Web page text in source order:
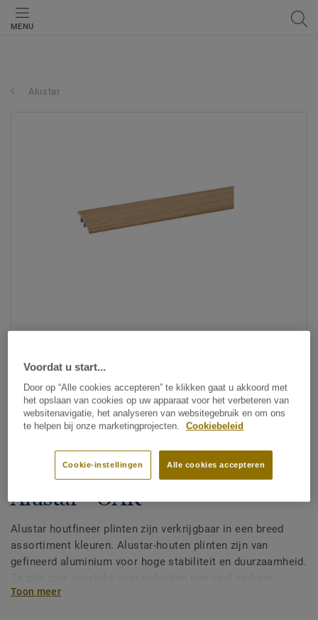
MENU
Alustar
Accessoires
Alustar - OAK
Alustar houtfineer plinten zijn verkrijgbaar in een breed
assortiment kleuren. Alustar-houten plinten zijn van
gefineerd aluminium voor hoge stabiliteit en duurzaamheid.
Verloopstukken kunnen ook als T-profielen worden
Toon meer
Voordat u start...
Door op “Alle cookies accepteren” te klikken gaat u akkoord met
het opslaan van cookies op uw apparaat voor het verbeteren van
websitenavigatie, het analyseren van websitegebruik en om ons
te helpen bij onze marketingprojecten.
Cookiebeleid
Alle cookies accepteren
Cookie-instellingen